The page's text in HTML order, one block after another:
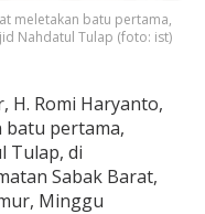
meletakan batu pertama,
Nahdatul Tulap (foto: ist)
H. Romi Haryanto,
batu pertama,
Tulap, di
Sabak Barat,
Minggu